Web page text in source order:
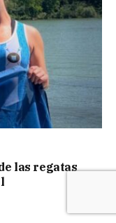
las regatas